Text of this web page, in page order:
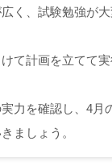
く、試験勉強が
て計画を立てて
力を確認し、4月
ましょう。